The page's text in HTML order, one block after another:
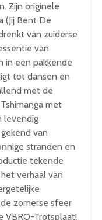
Zijn originele
(Jij Bent De
van zuiderse
van
in een pakkende
tot dansen en
met de
met
levendig
van
stranden en
tekende
verhaal van
zomerse sfeer
VBRO-Trotsplaat!